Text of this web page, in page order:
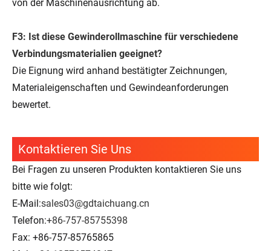
von der Maschinenausrichtung ab.
F3: Ist diese Gewinderollmaschine für verschiedene
Verbindungsmaterialien geeignet?
Die Eignung wird anhand bestätigter Zeichnungen,
Materialeigenschaften und Gewindeanforderungen
bewertet.
Kontaktieren Sie Uns
Bei Fragen zu unseren Produkten kontaktieren Sie uns
bitte wie folgt:
E-Mail:sales03@gdtaichuang.cn
Telefon:+86-757-85755398
Fax: +86-757-85765865